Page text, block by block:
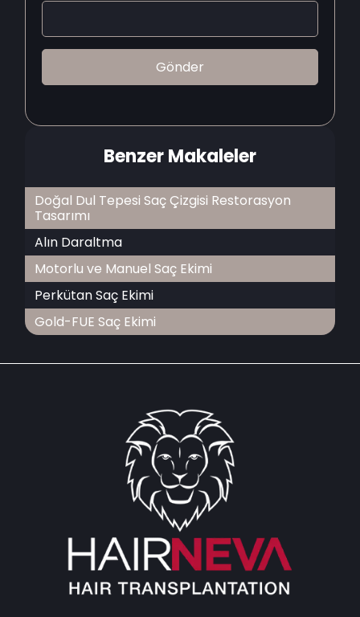
Benzer Makaleler
Doğal Dul Tepesi Saç Çizgisi Restorasyon
Tasarımı
Alın Daraltma
Motorlu ve Manuel Saç Ekimi
Perkütan Saç Ekimi
Gold-FUE Saç Ekimi